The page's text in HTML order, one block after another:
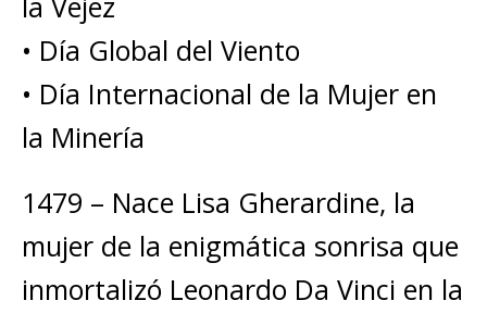
• Día Global del Viento
• Día Internacional de la Mujer en
la Minería
1479 – Nace Lisa Gherardine, la
mujer de la enigmática sonrisa que
inmortalizó Leonardo Da Vinci en la